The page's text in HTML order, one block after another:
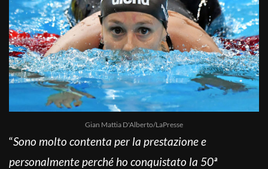
Gian Mattia D'Alberto/LaPresse
“Sono molto contenta per la prestazione e
personalmente perché ho conquistato la 50ª